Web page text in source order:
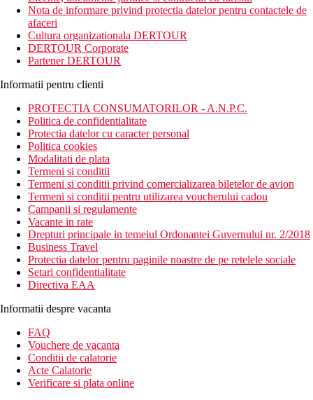
12 km de orasul Serik. Aeroportul International Antalya (AYT)
este la aproximativ 40 km de hotel.
Descrierea hotelului
372 camere
hol intrare cu receptie
restaurant principal
baruri
coafor
sali de conferinte
cinema
spalatorie
medic
zona comerciala
parc acvatic
terasa la soare
piscina
Descrierea camerei
Camera dubla: baie/toaleta (uscator de par), aer
conditionat, TV/satelit, telefon, seif (gratuit), minibar.
Camera single: vezi Camera dubla.
Camera dubla, vedere partiala la mare: vezi Camera dubla,
vedere partiala la mare.
Camera de familie, 2 dormitoare: vezi Camera dubla, 2
dormitoare separate.
Camera de familie, 2 dormitoare, vedere partiala la mare:
vezi Camera de familie, 2 dormitoare, vedere partiala la
Nota de informare privind protectia datelor pentru contactele de
afaceri
Cultura organizationala DERTOUR
DERTOUR Corporate
Partener DERTOUR
Informatii pentru clienti
PROTECTIA CONSUMATORILOR - A.N.P.C.
Politica de confidentialitate
Protectia datelor cu caracter personal
Politica cookies
Modalitati de plata
Termeni si conditii
Termeni si conditii privind comercializarea biletelor de avion
Termeni si conditii pentru utilizarea voucherului cadou
Campanii si regulamente
Vacante in rate
Drepturi principale in temeiul Ordonantei Guvernului nr. 2/2018
Business Travel
Protectia datelor pentru paginile noastre de pe retelele sociale
Setari confidentialitate
Directiva EAA
Informatii despre vacanta
FAQ
Vouchere de vacanta
Conditii de calatorie
Acte Calatorie
Verificare si plata online